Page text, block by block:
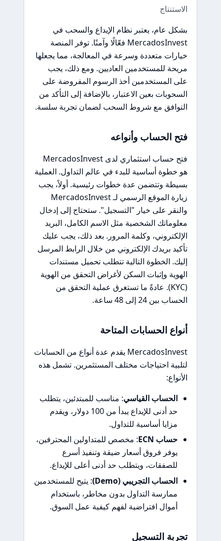
الاستنتاج
بشكل عام، يعتبر نظام الإيداع والسحب في
MercadosInvest فعّالًا وآمنًا. توفر المنصة
خيارات متعددة وسرعة في المعالجة، مما يجعلها
مريحة للمستخدمين العاديين. ومع ذلك، يجب
على المستخدمين أخذ الرسوم المفروضة على
السحوبات بعين الاعتبار، بالإضافة إلى التأكد من
التوافق مع شروط السحب لضمان تجربة سلسة.
فتح الحساب وأنواعه
فتح حساب استثماري لدى MercadosInvest
هو خطوة أساسية للبدء في عالم التداول. العملية
بسيطة وتتضمن عدة خطوات رئيسية. أولاً، يجب
زيارة الموقع الرسمي لـ MercadosInvest
والنقر على خيار "التسجيل". ستحتاج إلى إدخال
معلوماتك الشخصية مثل الاسم الكامل، البريد
الإلكتروني، وكلمة المرور. بعد ذلك، يجب عليك
تأكيد بريدك الإلكتروني من خلال الرابط المرسل
إليك. الخطوة التالية تتطلب تحميل مستندات
الهوية وإثبات السكن لأغراض التحقق من الهوية
(KYC). عادةً ما تستغرق عملية التحقق من
الحساب بين 24 إلى 48 ساعة.
أنواع الحسابات المتاحة
MercadosInvest يقدم عدة أنواع من الحسابات
لتلبية احتياجات مختلف المستثمرين. تشمل هذه
الأنواع:
الحساب القياسي: مناسب للمبتدئين، يتطلب
حد أدنى للإيداع يبدأ من 100 دولار، ويقدم
مزايا أساسية للتداول.
حساب ECN
: مخصص للمتداولين المحترفين،
يوفر فروق أسعار ضيقة وتنفيذ أسرع
للصفقات، ويتطلب حد أدنى أعلى للإيداع.
الحساب التجريبي (Demo)
: يتيح للمستخدمين
ممارسة التداول بدون مخاطر، باستخدام
أموال افتراضية لفهم كيفية عمل السوق.
تجربة التسجيل